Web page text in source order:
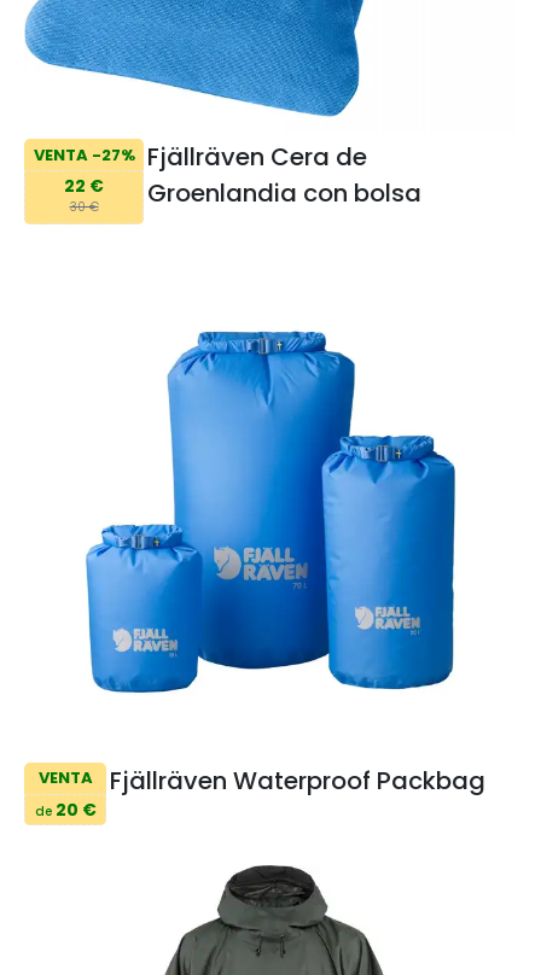
VENTA -27%
22 €
30 €
Fjällräven Cera de
Groenlandia con bolsa
VENTA
de20 €
Fjällräven Waterproof Packbag